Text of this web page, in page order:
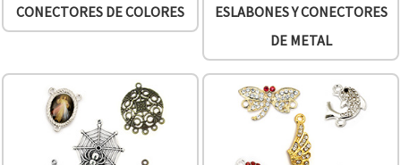
CONECTORES DE COLORES
ESLABONES Y CONECTORES
DE METAL